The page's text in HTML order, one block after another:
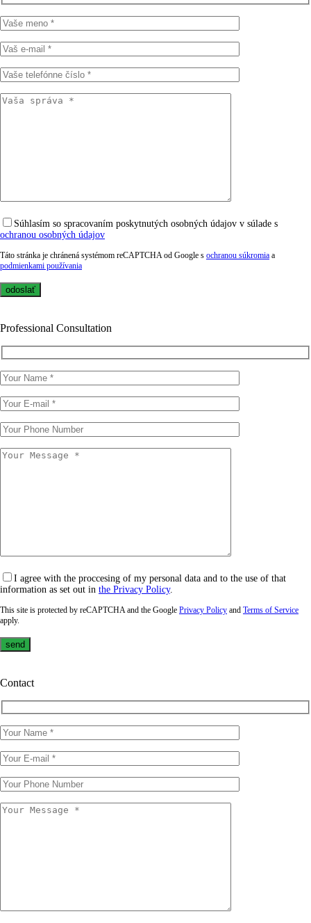
Súhlasím so spracovaním poskytnutých osobných údajov v súlade s
ochranou osobných údajov
Táto stránka je chránená systémom reCAPTCHA od Google s ochranou súkromia a
podmienkami používania
Professional Consultation
I agree with the proccesing of my personal data and to the use of that
information as set out in the Privacy Policy.
This site is protected by reCAPTCHA and the Google Privacy Policy and Terms of Service
apply.
Contact